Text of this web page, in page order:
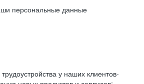
персональные данные
у наших клиентов-